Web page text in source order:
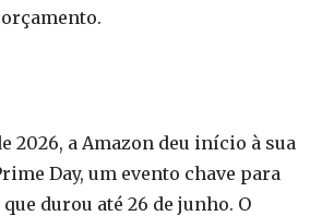
2026, a Amazon deu início à sua
Day, um evento chave para
durou até 26 de junho. O